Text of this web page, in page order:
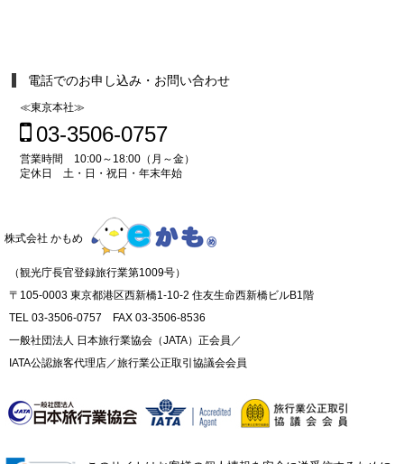
電話でのお申し込み・お問い合わせ
≪東京本社≫
03-3506-0757
営業時間 10:00～18:00（月～金）
定休日 土・日・祝日・年末年始
株式会社 かもめ
（観光庁長官登録旅行業第1009号）
〒105-0003 東京都港区西新橋1-10-2 住友生命西新橋ビルB1階
TEL 03-3506-0757 FAX 03-3506-8536
一般社団法人 日本旅行業協会（JATA）正会員／
IATA公認旅客代理店／旅行業公正取引協議会会員